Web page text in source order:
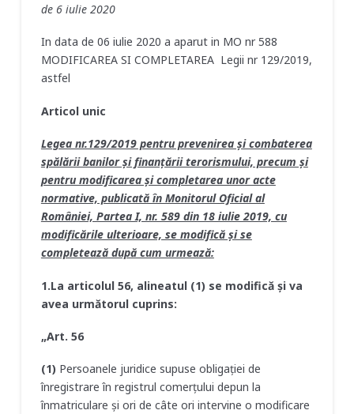
de 6 iulie 2020
In data de 06 iulie 2020 a aparut in MO nr 588
MODIFICAREA SI COMPLETAREA Legii nr 129/2019,
astfel
Articol unic
Legea nr.129/2019 pentru prevenirea şi combaterea
spălării banilor şi finanţării terorismului, precum şi
pentru modificarea şi completarea unor acte
normative, publicată în Monitorul Oficial al
României, Partea I, nr. 589 din 18 iulie 2019, cu
modificările ulterioare, se modifică şi se
completează după cum urmează:
1.La articolul 56, alineatul (1) se modifică şi va
avea următorul cuprins:
„Art. 56
(1) Persoanele juridice supuse obligaţiei de
înregistrare în registrul comerţului depun la
înmatriculare şi ori de câte ori intervine o modificare